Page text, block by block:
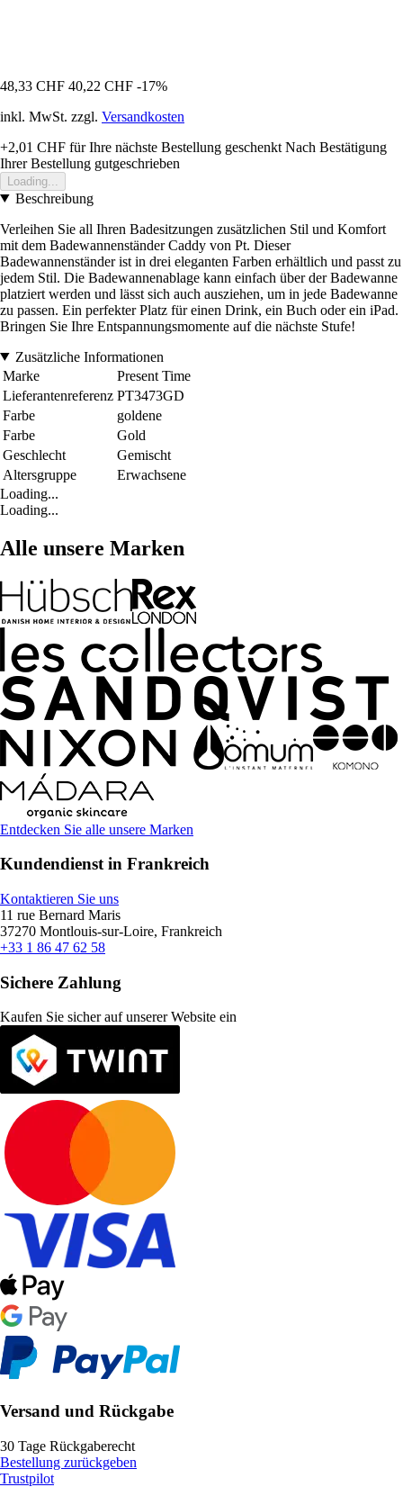
48,33 CHF 40,22 CHF -17%
inkl. MwSt. zzgl. Versandkosten
+2,01 CHF für Ihre nächste Bestellung geschenkt Nach Bestätigung
Ihrer Bestellung gutgeschrieben
Loading...
Beschreibung
Verleihen Sie all Ihren Badesitzungen zusätzlichen Stil und Komfort
mit dem Badewannenständer Caddy von Pt. Dieser
Badewannenständer ist in drei eleganten Farben erhältlich und passt zu
jedem Stil. Die Badewannenablage kann einfach über der Badewanne
platziert werden und lässt sich auch ausziehen, um in jede Badewanne
zu passen. Ein perfekter Platz für einen Drink, ein Buch oder ein iPad.
Bringen Sie Ihre Entspannungsmomente auf die nächste Stufe!
Zusätzliche Informationen
Marke
Present Time
Lieferantenreferenz PT3473GD
Farbe
goldene
Farbe
Gold
Geschlecht
Gemischt
Altersgruppe
Erwachsene
Loading...
Loading...
Alle unsere Marken
Entdecken Sie alle unsere Marken
Kundendienst in Frankreich
Kontaktieren Sie uns
11 rue Bernard Maris
37270 Montlouis-sur-Loire, Frankreich
+33 1 86 47 62 58
Sichere Zahlung
Kaufen Sie sicher auf unserer Website ein
Versand und Rückgabe
30 Tage Rückgaberecht
Bestellung zurückgeben
Trustpilot